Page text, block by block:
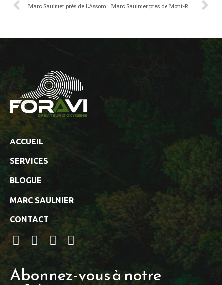
ACCUEIL
SERVICES
BLOGUE
MARC SAULNIER
CONTACT
Abonnez-vous à notre